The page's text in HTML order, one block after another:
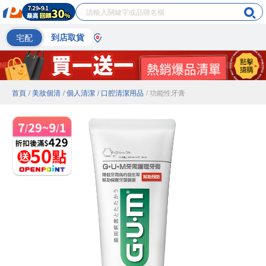
宅配 到店取貨
首頁 / 美妝個清 / 個人清潔 / 口腔清潔用品 / 功能性牙膏